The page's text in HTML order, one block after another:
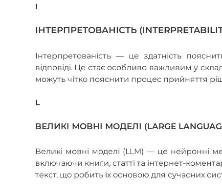
I
ІНТЕРПРЕТОВАНІСТЬ
Інтерпретованість — це здатність
відповіді. Це стає особливо важливим у
можуть чітко пояснити процес прийняття
L
ВЕЛИКІ МОВНІ МОДЕЛІ (LARGE
Великі мовні моделі (LLM) — це нейронні
включаючи книги, статті та інтернет-
текст, що робить їх основою для сучасних